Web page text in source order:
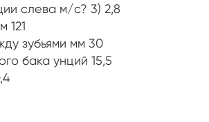
слева м/с? 3) 2,8
121
зубьями мм 30
бака унций 15,5